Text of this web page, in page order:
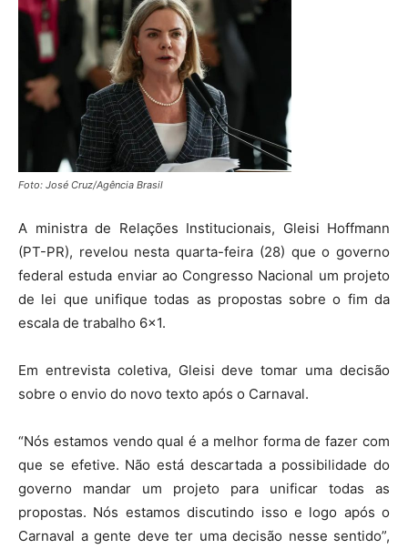
Foto: José Cruz/Agência Brasil
A ministra de Relações Institucionais, Gleisi Hoffmann
(PT-PR), revelou nesta quarta-feira (28) que o governo
federal estuda enviar ao Congresso Nacional um projeto
de lei que unifique todas as propostas sobre o fim da
escala de trabalho 6×1.
Em entrevista coletiva, Gleisi deve tomar uma decisão
sobre o envio do novo texto após o Carnaval.
“Nós estamos vendo qual é a melhor forma de fazer com
que se efetive. Não está descartada a possibilidade do
governo mandar um projeto para unificar todas as
propostas. Nós estamos discutindo isso e logo após o
Carnaval a gente deve ter uma decisão nesse sentido”,